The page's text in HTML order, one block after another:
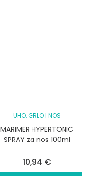
UHO, GRLO I NOS
MARIMER HYPERTONIC
SPRAY za nos 100ml
10,94 €